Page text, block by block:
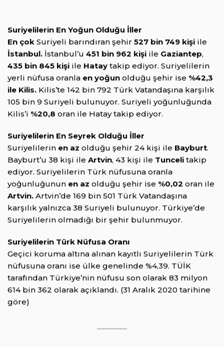
Suriyelilerin En Yoğun Olduğu İller
En çok Suriyeli barındıran şehir 527 bin 749 kişi ile
İstanbul. İstanbul’u 451 bin 962 kişi ile Gaziantep,
435 bin 845 kişi ile Hatay takip ediyor. Suriyelilerin
yerli nüfusa oranla en yoğun olduğu şehir ise %42,3
ile Kilis. Kilis’te 142 bin 792 Türk Vatandaşına karşılık
105 bin 9 Suriyeli bulunuyor. Suriyeli yoğunluğunda
Kilis’i %20,8 oran ile Hatay takip ediyor.
Suriyelilerin En Seyrek Olduğu İller
Suriyelilerin en az olduğu şehir 24 kişi ile Bayburt.
Bayburt’u 38 kişi ile Artvin, 43 kişi ile Tunceli takip
ediyor. Suriyelilerin Türk nüfusuna oranla
yoğunluğunun en az olduğu şehir ise %0,02 oran ile
Artvin. Artvin’de 169 bin 501 Türk Vatandaşına
karşılık yalnızca 38 Suriyeli bulunuyor. Türkiye’de
Suriyelilerin olmadığı bir şehir bulunmuyor.
Suriyelilerin Türk Nüfusa Oranı
Geçici koruma altına alınan kayıtlı Suriyelilerin Türk
nüfusuna oranı ise ülke genelinde %4,39. TÜİK
tarafından Türkiye’nin nüfusu son olarak 83 milyon
614 bin 362 olarak açıklandı. (31 Aralık 2020 tarihine
göre)